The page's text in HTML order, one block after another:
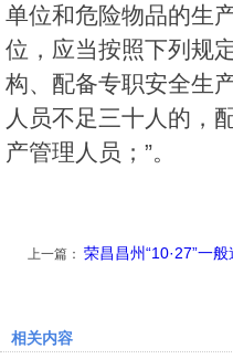
单位和危险物品的生
位，应当按照下列规
构、配备专职安全生
人员不足三十人的，
产管理人员；”。
上一篇： 荣昌昌州“10·27”一
相关内容